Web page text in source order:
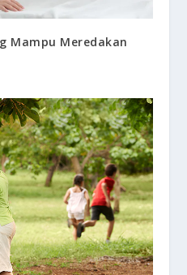
Mampu Meredakan